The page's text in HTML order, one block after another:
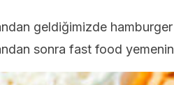
geldiğimizde hamburger
sonra fast food yemenin